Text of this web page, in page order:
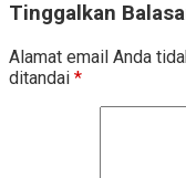
Tinggalkan
Alamat email Anda
ditandai *